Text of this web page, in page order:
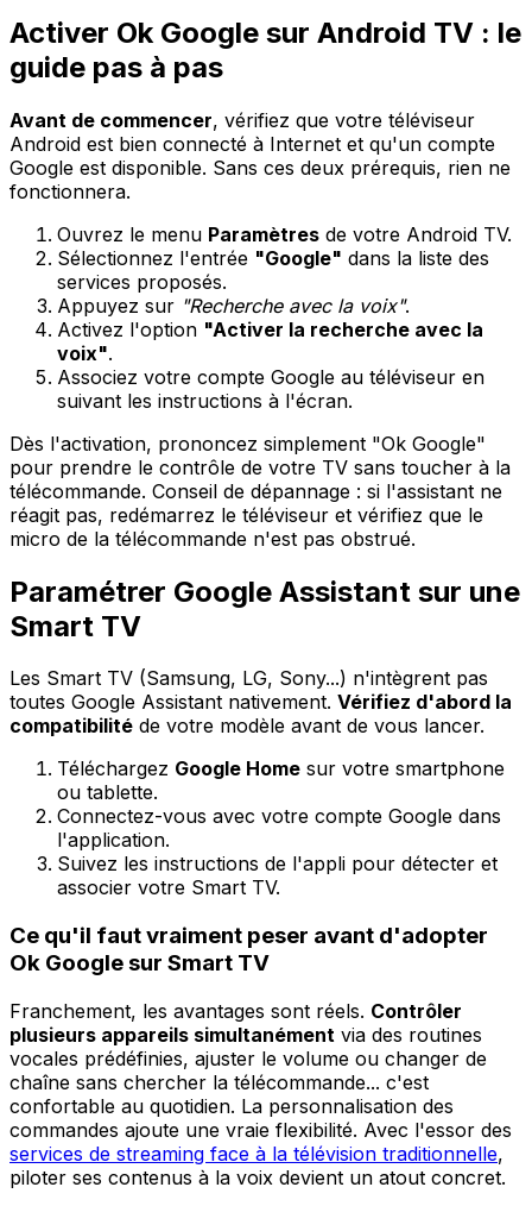
Activer Ok Google sur Android TV : le
guide pas à pas
Avant de commencer, vérifiez que votre téléviseur
Android est bien connecté à Internet et qu'un compte
Google est disponible. Sans ces deux prérequis, rien ne
fonctionnera.
Ouvrez le menu Paramètres de votre Android TV.
Sélectionnez l'entrée "Google" dans la liste des
services proposés.
Appuyez sur "Recherche avec la voix".
Activez l'option "Activer la recherche avec la
voix".
Associez votre compte Google au téléviseur en
suivant les instructions à l'écran.
Dès l'activation, prononcez simplement "Ok Google"
pour prendre le contrôle de votre TV sans toucher à la
télécommande. Conseil de dépannage : si l'assistant ne
réagit pas, redémarrez le téléviseur et vérifiez que le
micro de la télécommande n'est pas obstrué.
Paramétrer Google Assistant sur une
Smart TV
Les Smart TV (Samsung, LG, Sony...) n'intègrent pas
toutes Google Assistant nativement. Vérifiez d'abord la
compatibilité de votre modèle avant de vous lancer.
Téléchargez Google Home sur votre smartphone
ou tablette.
Connectez-vous avec votre compte Google dans
l'application.
Suivez les instructions de l'appli pour détecter et
associer votre Smart TV.
Ce qu'il faut vraiment peser avant d'adopter
Ok Google sur Smart TV
Franchement, les avantages sont réels. Contrôler
plusieurs appareils simultanément via des routines
vocales prédéfinies, ajuster le volume ou changer de
chaîne sans chercher la télécommande... c'est
confortable au quotidien. La personnalisation des
commandes ajoute une vraie flexibilité. Avec l'essor des
services de streaming face à la télévision traditionnelle,
piloter ses contenus à la voix devient un atout concret.